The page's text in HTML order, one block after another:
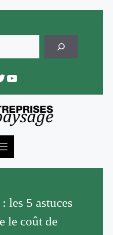
YouTube
les 5 astuces
le coût de